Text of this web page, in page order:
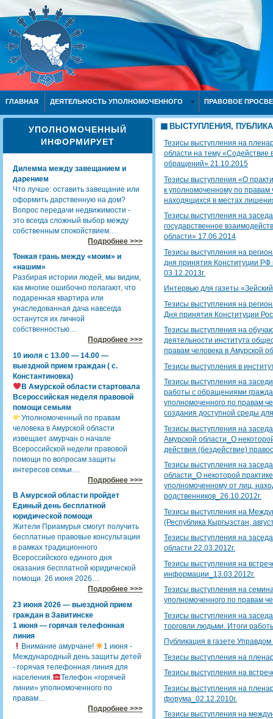
ГЛАВНАЯ ДЕЯТЕЛЬНОСТЬ УПОЛНОМОЧЕННОГО ПРАВОВОЕ
УПОЛНОМОЧЕННЫЙ
ИНФОРМИРУЕТ
Дилемма между завещанием и
дарением
Что лучше: оставить завещание или
оформить дарственную на дом?
Вопрос передачи недвижимости -
это всегда сложный выбор между
собственным спокойствием…
Подробнее >>>
Тонкая грань между «моим» и
«нашим»
Разбирая истории людей, мы видим,
как многие ошибочно полагают, что
подаренная квартира или
унаследованная дача навсегда
останутся их личной
собственностью…
Подробнее >>>
10 июля с 13.00 — 14.00 —
выездной прием граждан ( с.
Константиновка)
В Амурской области стартовала
Всероссийская неделя правовой
помощи семьям
Уполномоченный по правам
человека в Амурской области
извещает амурчан о начале
Всероссийской недели правовой
помощи по вопросам защиты
интересов семьи.…
Подробнее >>>
В Амурской области пройдет
Единый день бесплатной
юридической помощи
Жители Приамурья смогут получить
бесплатные правовые консультации
в рамках традиционного
Всероссийского единого дня
оказания бесплатной юридической
помощи. 26 июня 2026…
Подробнее >>>
23 июня 2026 — выездной прием
граждан в Завитинске
1 июня — горячая телефонная
линия
Внимание амурчане!
1 июня -
Международный день защиты детей
- горячая телефонная линия для
населения.
Телефон «горячей
линии» уполномоченного по
правам…
Подробнее >>>
ВЫСТУПЛЕНИЯ,
Тезисы выступления на
области на тему «Содействие
обращений» 21.10.2015
Тезисы выступления «О
к уполномоченному по правам
находящихся в местах
Тезисы выступления на
государственное
области» 17.06.2014
Тезисы выступления на
дня принятия Конституции
03.12.2013г.
Интервью для газеты
Тезисы выступления на
Дня принятия Конституции
Тезисы выступления на
деятельности института
правам человека в Амурской
Тезисы выступления в
Тезисы выступления на
работы с обращениями
уполномоченного по правам
создания доступной среды
Тезисы выступления на
Амурской области_О
действия (бездействие)
Тезисы выступления на
области_О некоторой
уполномоченному от лиц,
родственников_26.10.2012г.
Тезисы выступления на
(Республика Кыргызстан,
Тезисы выступления на
области 22.03.2012г.
Тезисы выступления на
информации_13.03.2012г.
Тезисы выступления на
уполномоченного по правам
Тезисы выступления на
торговли людьми. Итоги
Публикация в газете Управдом
Тезисы выступления на
Тезисы выступления на
Тезисы выступления на
форума_02.12.2010г.
Тезисы выступления на